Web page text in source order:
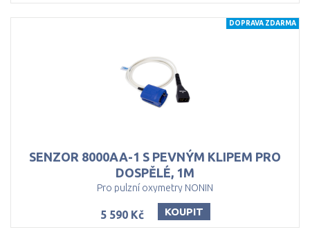
SENZOR 8000AA-1 S PEVNÝM KLIPEM PRO
DOSPĚLÉ, 1M
Pro pulzní oxymetry NONIN
5 590 Kč KOUPIT
DOPRAVA ZDARMA